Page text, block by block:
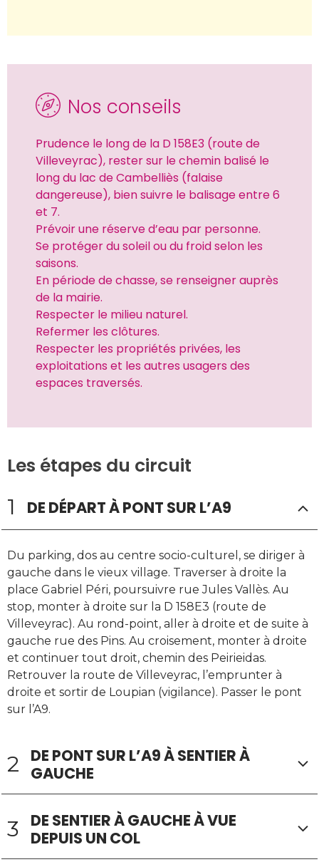
Nos conseils
Prudence le long de la D 158E3 (route de
Villeveyrac), rester sur le chemin balisé le
long du lac de Cambelliès (falaise
dangereuse), bien suivre le balisage entre 6
et 7.
Prévoir une réserve d’eau par personne.
Se protéger du soleil ou du froid selon les
saisons.
En période de chasse, se renseigner auprès
de la mairie.
Respecter le milieu naturel.
Refermer les clôtures.
Respecter les propriétés privées, les
exploitations et les autres usagers des
espaces traversés.
Les étapes du circuit
1 DE DÉPART À PONT SUR L’A9
Du parking, dos au centre socio-culturel, se diriger à
gauche dans le vieux village. Traverser à droite la
place Gabriel Péri, poursuivre rue Jules Vallès. Au
stop, monter à droite sur la D 158E3 (route de
Villeveyrac). Au rond-point, aller à droite et de suite à
gauche rue des Pins. Au croisement, monter à droite
et continuer tout droit, chemin des Peirieidas.
Retrouver la route de Villeveyrac, l’emprunter à
droite et sortir de Loupian (vigilance). Passer le pont
sur l’A9.
2
DE PONT SUR L’A9 À SENTIER À
GAUCHE
3
DE SENTIER À GAUCHE À VUE
DEPUIS UN COL